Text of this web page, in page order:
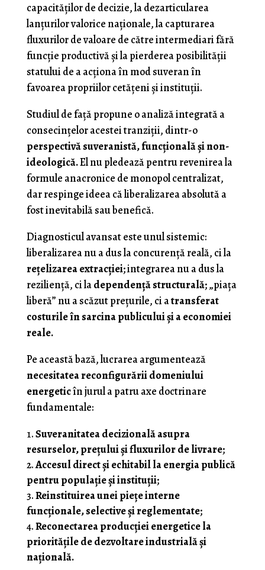
capacităților de decizie, la dezarticularea
lanțurilor valorice naționale, la capturarea
fluxurilor de valoare de către intermediari fără
funcție productivă și la pierderea posibilității
statului de a acționa în mod suveran în
favoarea propriilor cetățeni și instituții.
Studiul de față propune o analiză integrată a
consecințelor acestei tranziții, dintr-o
perspectivă suveranistă, funcțională și non-
ideologică.El nu pledează pentru revenirea la
formule anacronice de monopol centralizat,
dar respinge ideea că liberalizarea absolută a
fost inevitabilă sau benefică.
Diagnosticul avansat este unul sistemic:
liberalizarea nu a dus la concurență reală, ci la
rețelizarea extracției; integrarea nu a dus la
reziliență, ci ladependență structurală; „piața
liberă” nu a scăzut prețurile, ci atransferat
costurile în sarcina publicului și a economiei
reale.
Pe această bază, lucrarea argumentează
necesitatea reconfigurării domeniului
energeticîn jurul a patru axe doctrinare
fundamentale:
Suveranitatea decizională asupra
resurselor, prețului și fluxurilor de livrare;
Accesul direct și echitabil la energia publică
pentru populație și instituții;
Reinstituirea unei piețe interne
funcționale, selective și reglementate;
Reconectarea producției energetice la
prioritățile de dezvoltare industrială și
națională.